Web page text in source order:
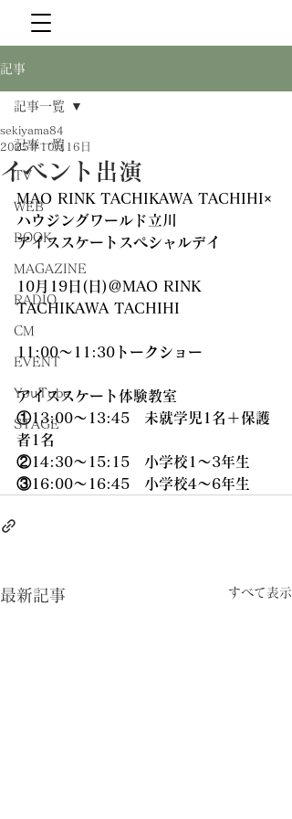
記事
記事一覧
TV
WEB
BOOK
MAGAZINE
RADIO
CM
EVENT
YouTube
STAGE
記事一覧
イベント出演
sekiyama84
2025年10月16日
MAO RINK TACHIKAWA TACHIHI×
ハウジングワールド立川
アイススケートスペシャルデイ
10月19日(日)＠MAO RINK
TACHIKAWA TACHIHI
11:00～11:30トークショー
アイススケート体験教室
①13:00～13:45　未就学児1名＋保護
者1名
②14:30～15:15　小学校1～3年生
③16:00～16:45　小学校4～6年生
最新記事 すべて表示